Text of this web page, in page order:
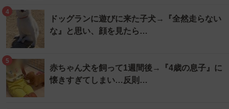
4
ドッグランに遊びに来た子犬→『全然走らない
な』と思い、顔を見たら…
5
赤ちゃん犬を飼って1週間後→『4歳の息子』に
懐きすぎてしまい…反則…